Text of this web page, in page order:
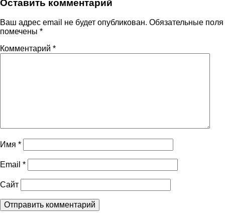
записям
Оставить комментарий
Ваш адрес email не будет опубликован. Обязательные поля
помечены *
Комментарий *
Имя *
Email *
Сайт